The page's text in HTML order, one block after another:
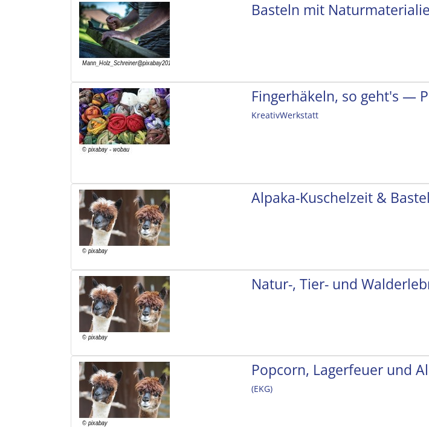
Basteln mit
Fingerhäkeln, so geht's —
KreativWerkstatt
Alpaka-Kuschelzeit &
Natur-, Tier- und
Popcorn, Lagerfeuer und
(EKG)